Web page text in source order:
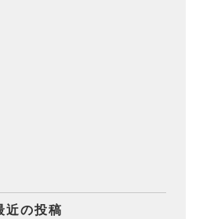
近の投稿